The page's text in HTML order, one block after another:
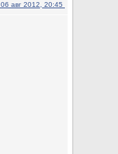
06 авг 2012, 20:45